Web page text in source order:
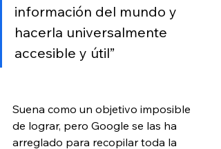
información del mundo y
hacerla universalmente
accesible y útil”
Suena como un objetivo imposible
de lograr, pero Google se las ha
arreglado para recopilar toda la